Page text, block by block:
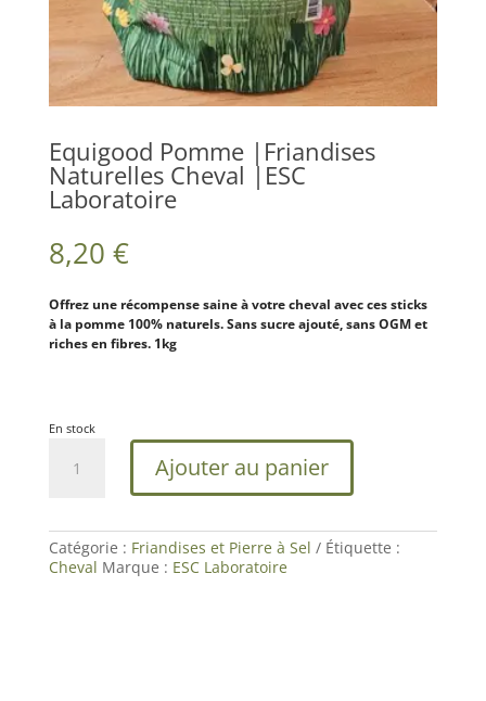
Equigood Pomme |Friandises
Naturelles Cheval |ESC
Laboratoire
8,20 €
Offrez une récompense saine à votre cheval avec ces sticks
à la pomme 100% naturels. Sans sucre ajouté, sans OGM et
riches en fibres. 1kg
En stock
Naturelles
Cheval
Ajouter au panier
Catégorie : Friandises et Pierre à Sel
Étiquette :
Cheval Marque : ESC Laboratoire